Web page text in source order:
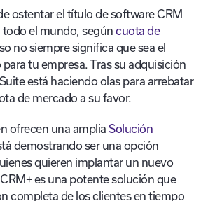
ostentar el título de software CRM
todo el mundo, según cuota de
no siempre significa que sea el
tu empresa. Tras su adquisición
está haciendo olas para arrebatar
de mercado a su favor.
ofrecen una amplia Solución
demostrando ser una opción
quieren implantar un nuevo
es una potente solución que
completa de los clientes en tiempo